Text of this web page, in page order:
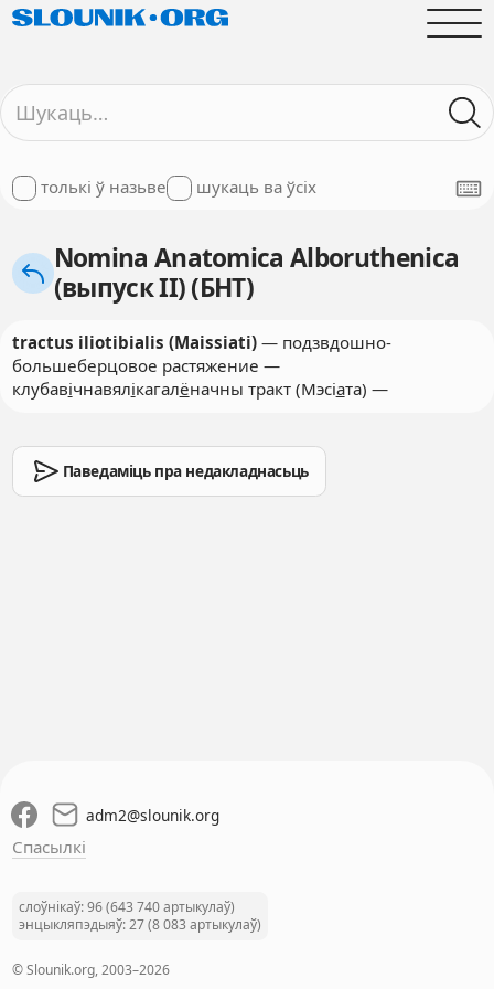
толькі ў назьве шукаць ва ўсіх
Nomina Anatomica Alboruthenica
(выпуск II) (БНТ)
tractus iliotibialis (Maissiati)— подзвдошно-
большеберцовое растяжение —
клубавічнавялікагалёначны тракт (Мэсіата) —
Паведаміць пра недакладнасьць
adm2@slounik.org
Спасылкі
слоўнікаў: 96 (643 740 артыкулаў)
энцыкляпэдыяў: 27 (8 083 артыкулаў)
© Slounik.org, 2003–2026